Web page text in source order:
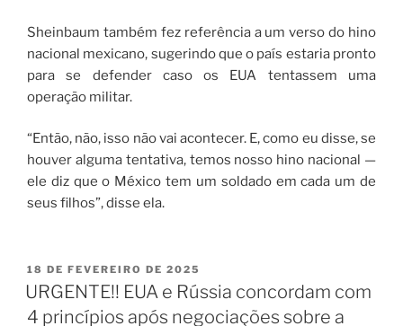
Sheinbaum também fez referência a um verso do hino
nacional mexicano, sugerindo que o país estaria pronto
para se defender caso os EUA tentassem uma
operação militar.
“Então, não, isso não vai acontecer. E, como eu disse, se
houver alguma tentativa, temos nosso hino nacional —
ele diz que o México tem um soldado em cada um de
seus filhos”, disse ela.
18 DE FEVEREIRO DE 2025
URGENTE!! EUA e Rússia concordam com
4 princípios após negociações sobre a